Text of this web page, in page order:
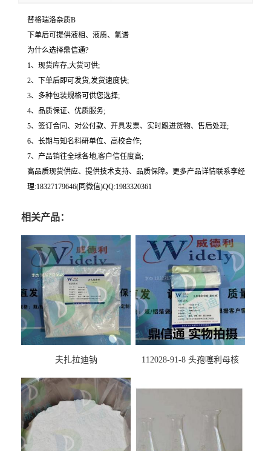
替格瑞洛杂质B
下单后可提供液相、液质、氢谱
为什么选择鼎信通?
1、现货库存,大货可供;
2、下单后即可发货,发货速度快;
3、多种包装规格可供您选择;
4、品质保证、优质服务;
5、签订合同、对公付款、开具发票、实时跟进货物、售后处理;
6、长期与知名科研单位、高校合作;
7、产品销往全球各地,客户信任度高;
高品质现货供应、提供技术支持、品质保障。更多产品详情联系李经
理:18327179646(同微信)QQ:1983320361
相关产品：
夫扎拉迪钠
112028-91-8 头孢噻利母核